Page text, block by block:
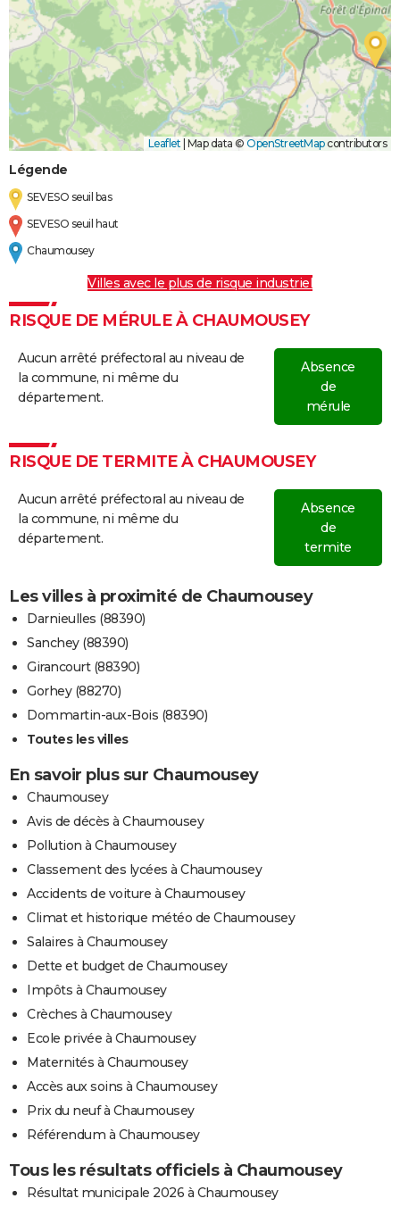
Leaflet Map data © OpenStreetMapcontributors
Légende
SEVESO seuil bas
SEVESO seuil haut
Chaumousey
Villes avec le plus de risque industriel
RISQUE DE MÉRULE À CHAUMOUSEY
Aucun arrêté préfectoral au niveau de
la commune, ni même du
département.
Absence
de
mérule
RISQUE DE TERMITE À CHAUMOUSEY
Aucun arrêté préfectoral au niveau de
la commune, ni même du
département.
Absence
de
termite
Les villes à proximité de Chaumousey
Darnieulles (88390)
Sanchey (88390)
Girancourt (88390)
Gorhey (88270)
Dommartin-aux-Bois (88390)
Toutes les villes
En savoir plus sur Chaumousey
Chaumousey
Avis de décès à Chaumousey
Pollution à Chaumousey
Classement des lycées à Chaumousey
Accidents de voiture à Chaumousey
Climat et historique météo de Chaumousey
Salaires à Chaumousey
Dette et budget de Chaumousey
Impôts à Chaumousey
Crèches à Chaumousey
Ecole privée à Chaumousey
Maternités à Chaumousey
Accès aux soins à Chaumousey
Prix du neuf à Chaumousey
Référendum à Chaumousey
Tous les résultats officiels à Chaumousey
Résultat municipale 2026 à Chaumousey